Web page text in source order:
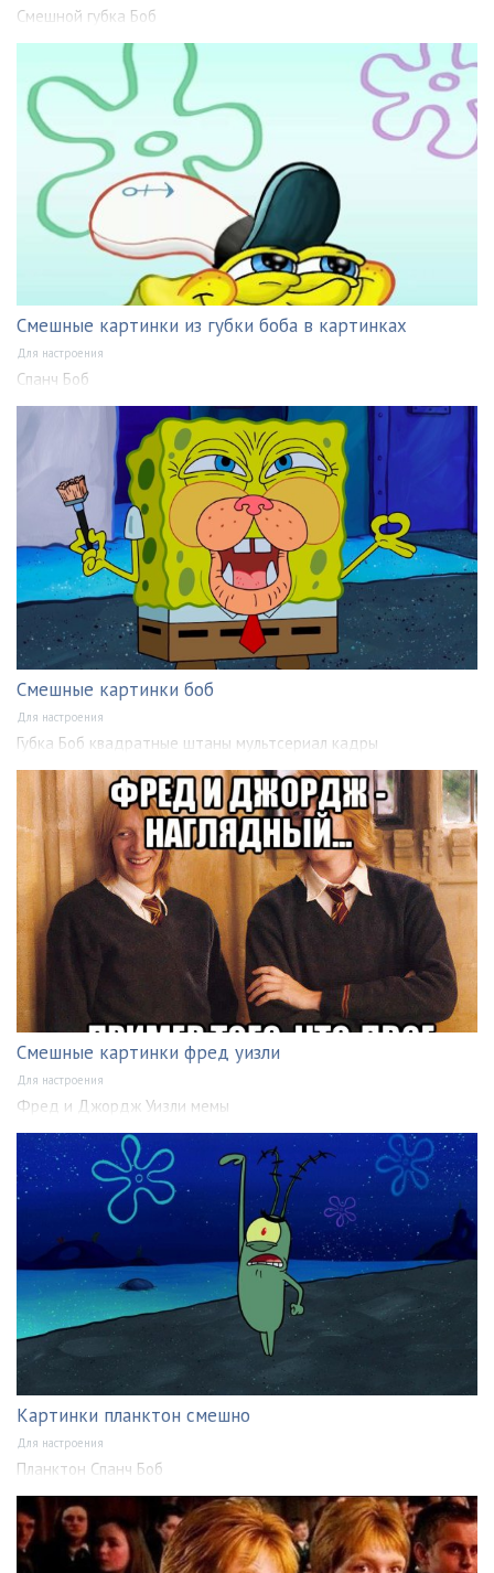
Смешной губка Боб
Смешные картинки из губки боба в картинках
Для настроения
Спанч Боб
Смешные картинки боб
Для настроения
Губка Боб квадратные штаны мультсериал кадры
Смешные картинки фред уизли
Для настроения
Фред и Джордж Уизли мемы
Картинки планктон смешно
Для настроения
Планктон Спанч Боб